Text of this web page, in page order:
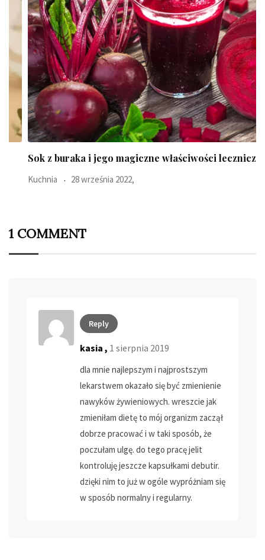
Sok z buraka i jego magiczne właściwości lecznicze
Kuchnia 28 września 2022,
1 COMMENT
Reply
kasia , 1 sierpnia 2019
dla mnie najlepszym i najprostszym
lekarstwem okazało się być zmienienie
nawyków żywieniowych. wreszcie jak
zmieniłam dietę to mój organizm zaczął
dobrze pracować i w taki sposób, że
poczułam ulgę. do tego pracę jelit
kontroluję jeszcze kapsułkami debutir.
dzięki nim to już w ogóle wypróżniam się
w sposób normalny i regularny.